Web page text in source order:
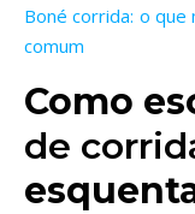
Boné corrida: o
comum
Como
de